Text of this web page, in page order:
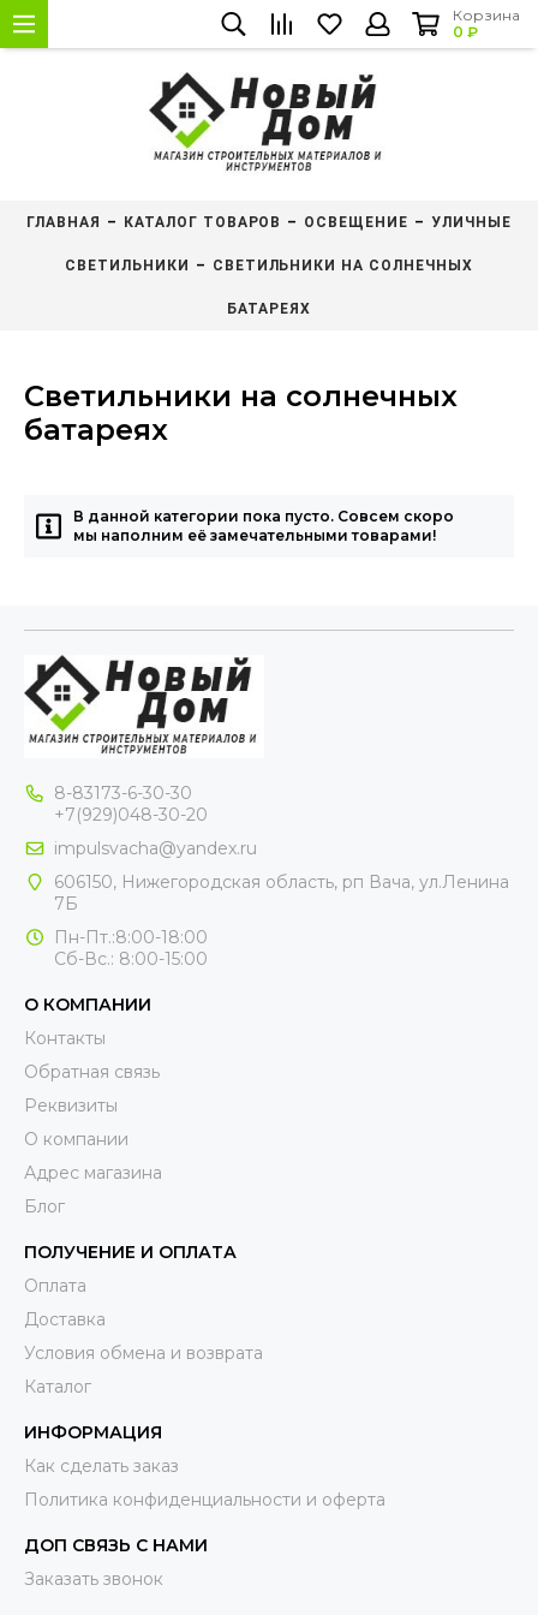
Корзина
0 ₽
ГЛАВНАЯ КАТАЛОГ ТОВАРОВ ОСВЕЩЕНИЕ УЛИЧНЫЕ
СВЕТИЛЬНИКИ СВЕТИЛЬНИКИ НА СОЛНЕЧНЫХ
БАТАРЕЯХ
Светильники на солнечных
батареях
В данной категории пока пусто. Совсем скоро
мы наполним её замечательными товарами!
8-83173-6-30-30
+7(929)048-30-20
impulsvacha@yandex.ru
606150, Нижегородская область, рп Вача, ул.Ленина
7Б
Пн-Пт.:8:00-18:00
Сб-Вс.: 8:00-15:00
О КОМПАНИИ
Контакты
Обратная связь
Реквизиты
О компании
Адрес магазина
Блог
ПОЛУЧЕНИЕ И ОПЛАТА
Оплата
Доставка
Условия обмена и возврата
Каталог
ИНФОРМАЦИЯ
Как сделать заказ
Политика конфиденциальности и оферта
ДОП СВЯЗЬ С НАМИ
Заказать звонок